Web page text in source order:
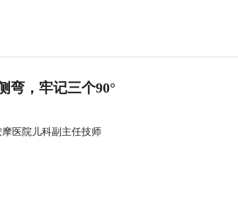
弯，牢记三个90°
医院儿科副主任技师